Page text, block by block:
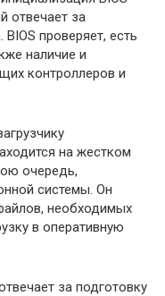
отвечает за
проверяет, есть
наличие и
контроллеров и
на жестком
очередь,
системы. Он
необходимых
в оперативную
за подготовку